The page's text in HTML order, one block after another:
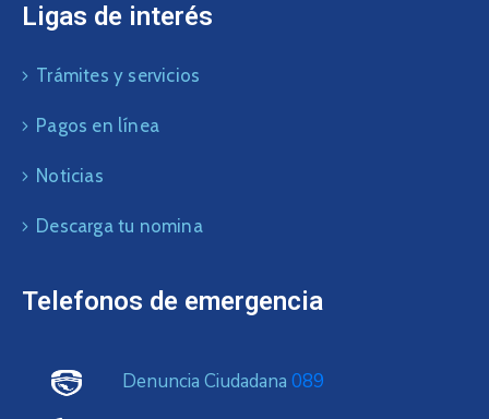
Ligas de interés
Trámites y servicios
Pagos en línea
Noticias
Descarga tu nomina
Telefonos de emergencia
Denuncia Ciudadana 089